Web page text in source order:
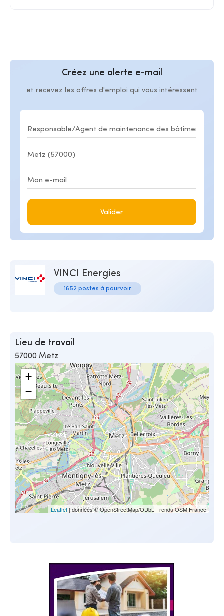
Créez une alerte e-mail
et recevez les offres d'emploi qui vous intéressent
Valider
VINCI Energies
1652 postes à pourvoir
Lieu de travail
57000 Metz
+
−
Leaflet | données © OpenStreetMap/ODbL - rendu OSM France